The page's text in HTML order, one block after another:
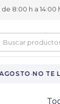
8:00 h a
·NO TE